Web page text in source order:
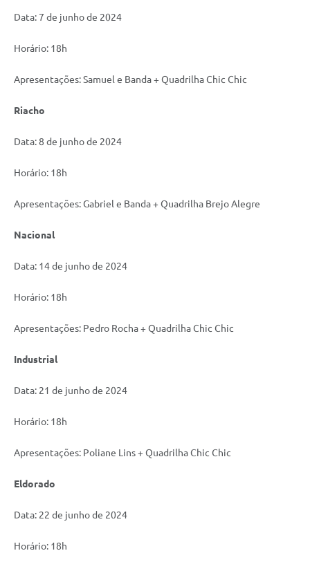
Data: 7 de junho de 2024
Horário: 18h
Apresentações: Samuel e Banda + Quadrilha Chic Chic
Riacho
Data: 8 de junho de 2024
Horário: 18h
Apresentações: Gabriel e Banda + Quadrilha Brejo Alegre
Nacional
Data: 14 de junho de 2024
Horário: 18h
Apresentações: Pedro Rocha + Quadrilha Chic Chic
Industrial
Data: 21 de junho de 2024
Horário: 18h
Apresentações: Poliane Lins + Quadrilha Chic Chic
Eldorado
Data: 22 de junho de 2024
Horário: 18h